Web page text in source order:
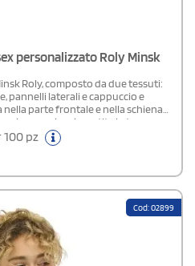
personalizzato Roly Minsk
Roly, composto da due tessuti:
pannelli laterali e cappuccio e
parte frontale e nella schiena.
cerniera invertita in tono con
tasche frontali con cerniera e
polsini e girovita. Etichetta
e schiena: 100% poliestere.
piuma. Maniche: 100% poliestere
100 pz
Cod: 02899